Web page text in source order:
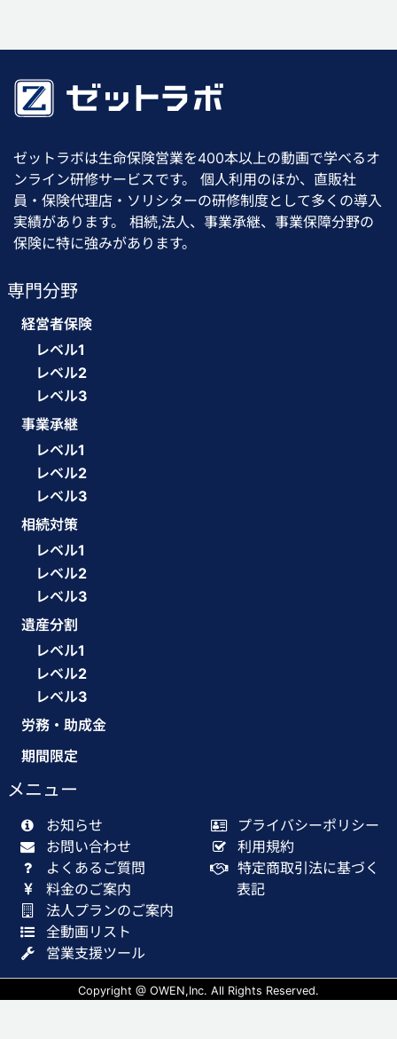
ゼットラボは生命保険営業を400本以上の動画で学べるオ
ンライン研修サービスです。 個人利用のほか、直販社
員・保険代理店・ソリシターの研修制度として多くの導入
実績があります。 相続,法人、事業承継、事業保障分野の
保険に特に強みがあります。
専門分野
経営者保険
レベル1
レベル2
レベル3
事業承継
レベル1
レベル2
レベル3
相続対策
レベル1
レベル2
レベル3
遺産分割
レベル1
レベル2
レベル3
労務・助成金
期間限定
メニュー
お知らせ
お問い合わせ
よくあるご質問
料金のご案内
法人プランのご案内
全動画リスト
営業支援ツール
プライバシーポリシー
利用規約
特定商取引法に基づく
表記
Copyright @ OWEN,Inc. All Rights Reserved.